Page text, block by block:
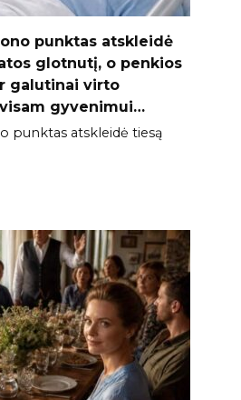
punktas atskleidė
glotnutį, o penkios
galutinai virto
gyvenimui…
punktas atskleidė tiesą